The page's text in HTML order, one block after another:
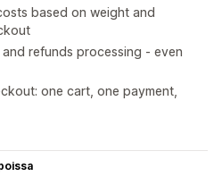
based on weight and
refunds processing - even
one cart, one payment,